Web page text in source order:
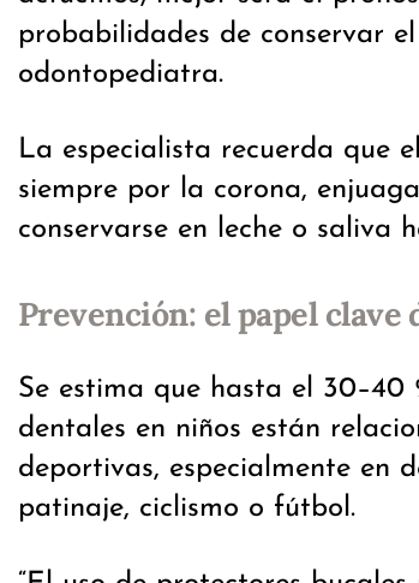
probabilidades de conservar
odontopediatra.
La especialista recuerda que
siempre por la corona,
conservarse en leche o saliva
Prevención: el papel
Se estima que hasta el 30–40
dentales en niños están
deportivas, especialmente en
patinaje, ciclismo o fútbol.